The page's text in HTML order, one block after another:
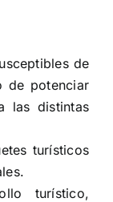
de
de potenciar
las distintas
turísticos
turístico,